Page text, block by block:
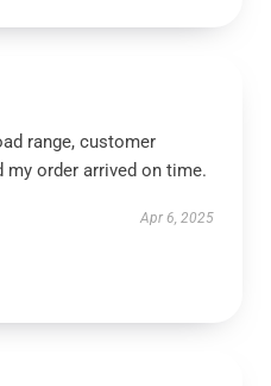
range, customer
my order arrived on time.
Apr 6, 2025